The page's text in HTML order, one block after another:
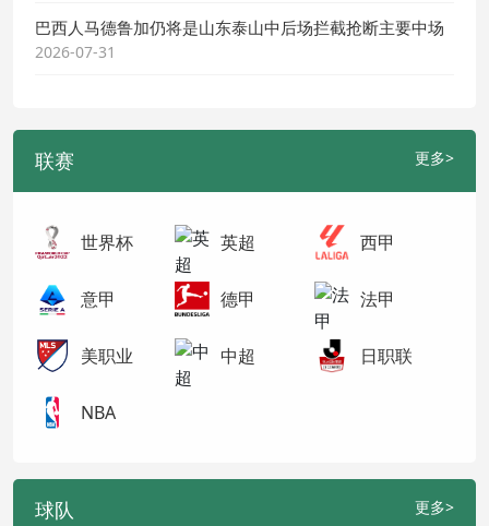
巴西人马德鲁加仍将是山东泰山中后场拦截抢断主要中场
2026-07-31
联赛 更多>
世界杯 英超 西甲
意甲 德甲 法甲
美职业 中超 日职联
NBA
球队 更多>